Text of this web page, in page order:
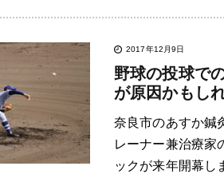
2017年12月9日
野球の投球で
が原因かもし
奈良市のあすか鍼
レーナー兼治療
ックが来年開幕し